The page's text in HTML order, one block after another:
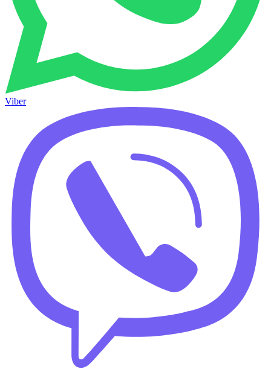
Viber